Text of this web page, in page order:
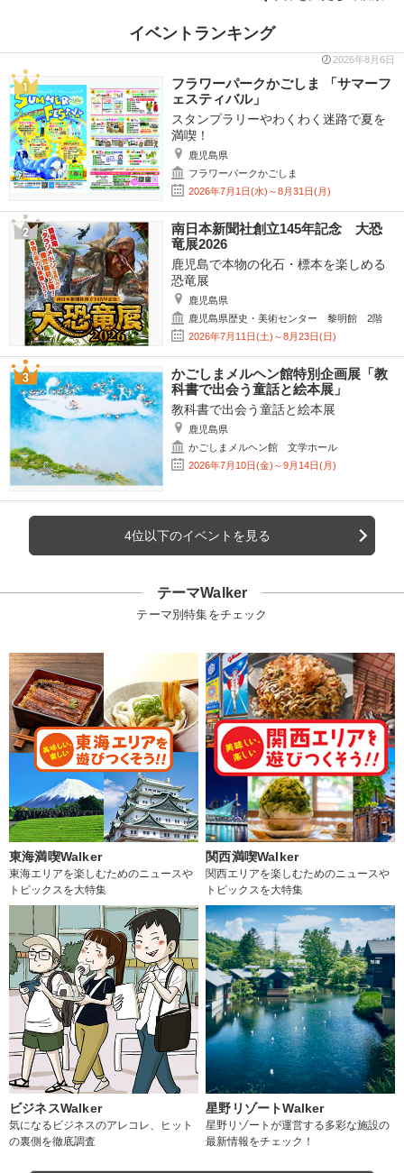
イベントランキング
2026年8月6日
フラワーパークかごしま 「サマーフ
ェスティバル」
スタンプラリーやわくわく迷路で夏を
満喫！
鹿児島県
フラワーパークかごしま
2026年7月1日(水)～8月31日(月)
南日本新聞社創立145年記念 大恐
竜展2026
鹿児島で本物の化石・標本を楽しめる
恐竜展
鹿児島県
鹿児島県歴史・美術センター 黎明館 2階
2026年7月11日(土)～8月23日(日)
かごしまメルヘン館特別企画展「教
科書で出会う童話と絵本展」
教科書で出会う童話と絵本展
鹿児島県
かごしまメルヘン館 文学ホール
2026年7月10日(金)～9月14日(月)
4位以下のイベントを見る
テーマWalker
テーマ別特集をチェック
東海満喫Walker
東海エリアを楽しむためのニュースや
トピックスを大特集
関西満喫Walker
関西エリアを楽しむためのニュースや
トピックスを大特集
ビジネスWalker
気になるビジネスのアレコレ、ヒット
の裏側を徹底調査
星野リゾートWalker
星野リゾートが運営する多彩な施設の
最新情報をチェック！